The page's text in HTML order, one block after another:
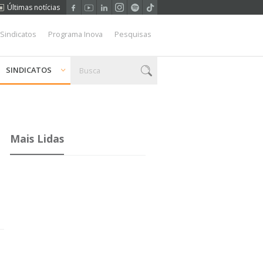
Últimas notícias
Programa Inova Pesquisas
SINDICATOS
Mais Lidas